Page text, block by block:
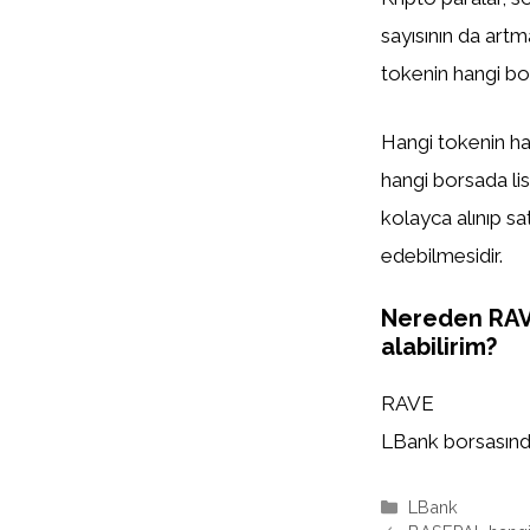
sayısının da
tokenin hangi
Hangi tokenin
hangi borsada
kolayca alınıp
edebilmesidir.
Nereden
alabilirim?
RAVE
LBank
Kategoriler
LBank